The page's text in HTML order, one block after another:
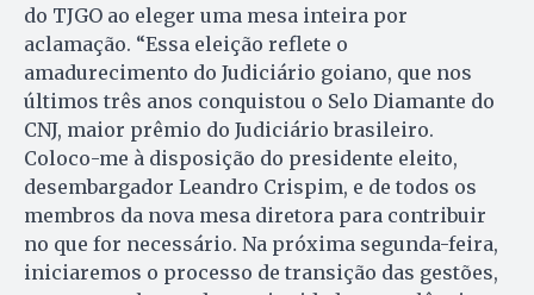
do TJGO ao eleger uma mesa inteira por
aclamação. “Essa eleição reflete o
amadurecimento do Judiciário goiano, que nos
últimos três anos conquistou o Selo Diamante do
CNJ, maior prêmio do Judiciário brasileiro.
Coloco-me à disposição do presidente eleito,
desembargador Leandro Crispim, e de todos os
membros da nova mesa diretora para contribuir
no que for necessário. Na próxima segunda-feira,
iniciaremos o processo de transição das gestões,